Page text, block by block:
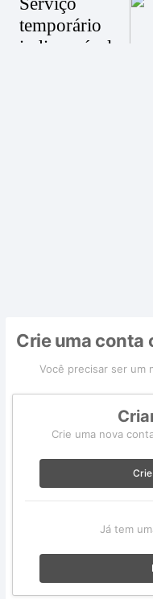
Crie uma conta
Você precisar ser um
Crie uma nova
Já tem